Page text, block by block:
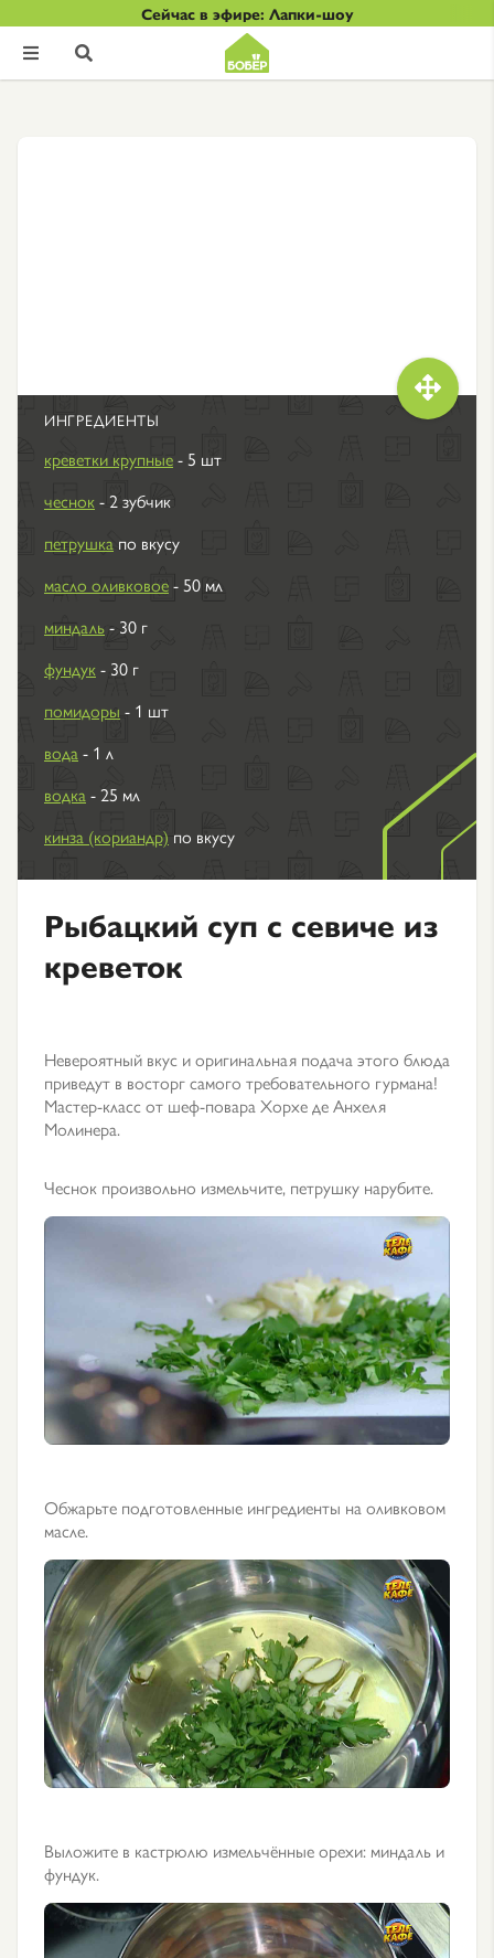
Сейчас в эфире: Лапки-шоу
 

ИНГРЕДИЕНТЫ
креветки крупные- 5 шт
чеснок- 2 зубчик
петрушка по вкусу
масло оливковое- 50 мл
миндаль- 30 г
фундук- 30 г
помидоры - 1 шт
вода- 1 л
водка- 25 мл
кинза (кориандр) по вкусу
Рыбацкий суп с севиче из
креветок
Невероятный вкус и оригинальная подача этого блюда
приведут в восторг самого требовательного гурмана!
Мастер-класс от шеф-повара Хорхе де Анхеля
Молинера.
Чеснок произвольно измельчите, петрушку нарубите.
Обжарьте подготовленные ингредиенты на оливковом
масле.
Выложите в кастрюлю измельчённые орехи: миндаль и
фундук.